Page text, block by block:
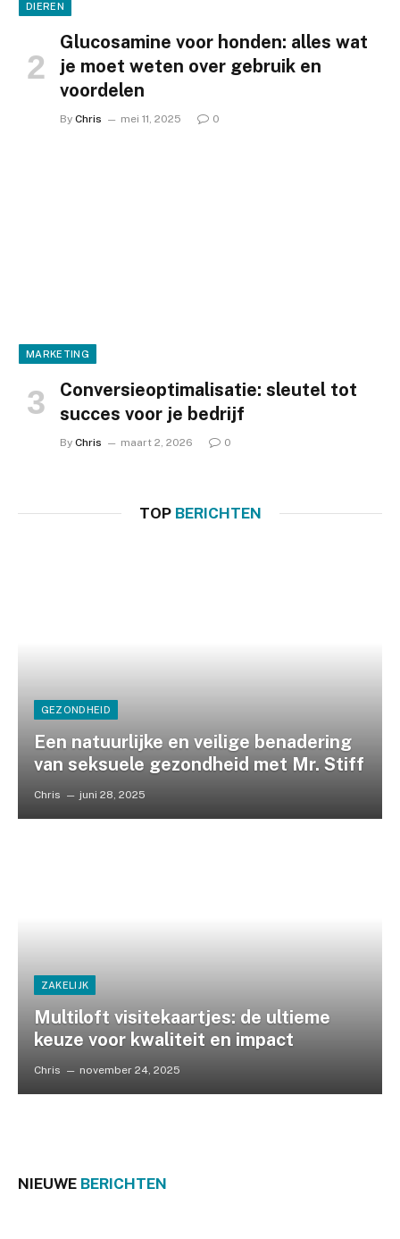
DIEREN
Glucosamine voor honden: alles wat
je moet weten over gebruik en
voordelen
By Chris mei 11, 2025 0
MARKETING
Conversieoptimalisatie: sleutel tot
succes voor je bedrijf
By Chris maart 2, 2026 0
TOPBERICHTEN
GEZONDHEID
Een natuurlijke en veilige benadering
van seksuele gezondheid met Mr. Stiff
Chris juni 28, 2025
ZAKELIJK
Multiloft visitekaartjes: de ultieme
keuze voor kwaliteit en impact
Chris november 24, 2025
NIEUWE BERICHTEN